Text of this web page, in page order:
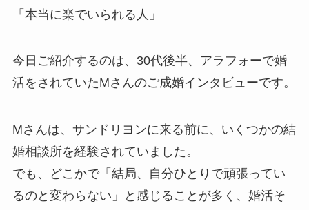
「本当に楽でいられる人」
今日ご紹介するのは、30代後半、アラフォーで婚
活をされていたMさんのご成婚インタビューです。
Mさんは、サンドリヨンに来る前に、いくつかの結
婚相談所を経験されていました。
でも、どこかで「結局、自分ひとりで頑張ってい
るのと変わらない」と感じることが多く、婚活そ